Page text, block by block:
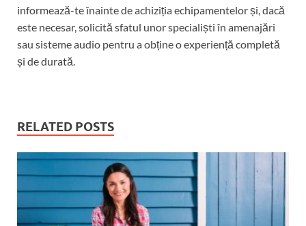
informează-te înainte de achiziția echipamentelor și, dacă
este necesar, solicită sfatul unor specialiști în amenajări
sau sisteme audio pentru a obține o experiență completă
și de durată.
RELATED POSTS